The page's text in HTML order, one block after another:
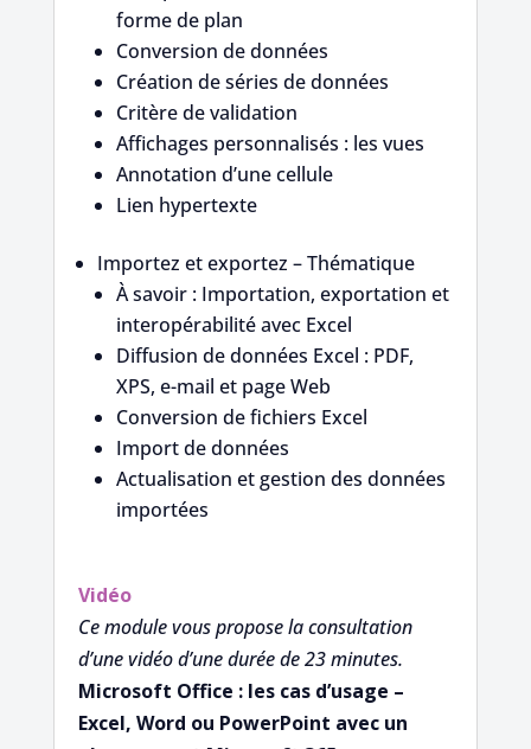
forme de plan
Conversion de données
Création de séries de données
Critère de validation
Affichages personnalisés : les vues
Annotation d’une cellule
Lien hypertexte
Importez et exportez – Thématique
À savoir : Importation, exportation et
interopérabilité avec Excel
Diffusion de données Excel : PDF,
XPS, e-mail et page Web
Conversion de fichiers Excel
Import de données
Actualisation et gestion des données
importées
Vidéo
Ce module vous propose la consultation
d’une vidéo d’une durée de 23 minutes.
Microsoft Office : les cas d’usage –
Excel, Word ou PowerPoint avec un